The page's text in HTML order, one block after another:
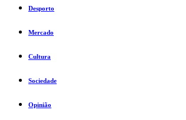
Desporto
Mercado
Cultura
Sociedade
Opinião